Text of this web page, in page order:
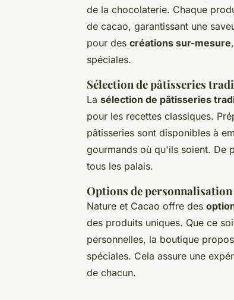
de la chocolaterie. Chaque
de cacao, garantissant une
pour des créations sur-mesure
spéciales.
Sélection de pâtisseries
La sélection de pâtisseries
pour les recettes classiques.
pâtisseries sont disponibles à
gourmands où qu'ils soient. De
tous les palais.
Options de
Nature et Cacao offre des
des produits uniques. Que ce
personnelles, la boutique
spéciales. Cela assure une
de chacun.